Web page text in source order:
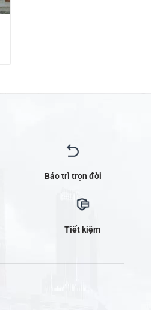
Bảo trì trọn đời
Tiết kiệm